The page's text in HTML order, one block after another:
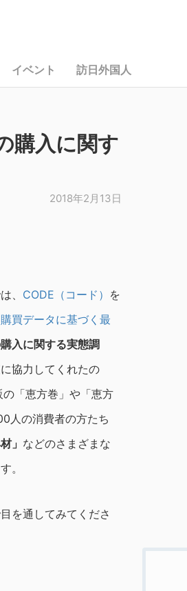
イベント 訪日外国人
購入に関す
2018年2月13日
、 CODE（コード） を
買データに基づく最
購入に関する実態調
協力してくれたの
「恵方巻」や「恵方
人の消費者の方たち
」 などのさまざまな
。
を通してみてくださ